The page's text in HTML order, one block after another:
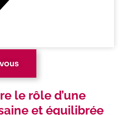
le rôle d’une
et équilibrée